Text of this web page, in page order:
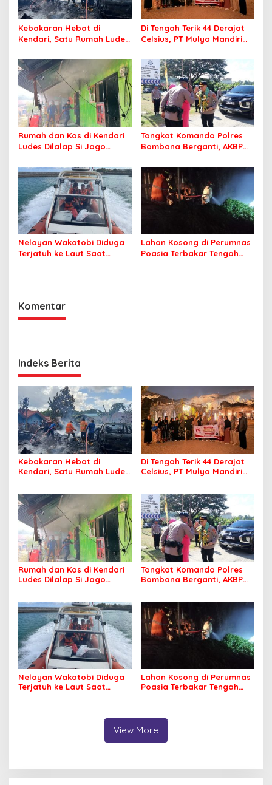
Kebakaran Hebat di
Kendari, Satu Rumah Ludes
Di Tengah Terik 44 Derajat
Celsius, PT Mulya Mandiri
Jamaah Tetap Sehat dan
Nyaman Beribadah
Rumah dan Kos di Kendari
Ludes Dilalap Si Jago
Tongkat Komando Polres
Bombana Berganti, AKBP
Kepolisian Bombana
Nelayan Wakatobi Diduga
Terjatuh ke Laut Saat
Lahan Kosong di Perumnas
Poasia Terbakar Tengah
Komentar
Indeks Berita
Kebakaran Hebat di
Kendari, Satu Rumah Ludes
Di Tengah Terik 44 Derajat
Celsius, PT Mulya Mandiri
Nyaman Beribadah
Rumah dan Kos di Kendari
Ludes Dilalap Si Jago
Tongkat Komando Polres
Bombana Berganti, AKBP
Nelayan Wakatobi Diduga
Terjatuh ke Laut Saat
Lahan Kosong di Perumnas
Poasia Terbakar Tengah
View More